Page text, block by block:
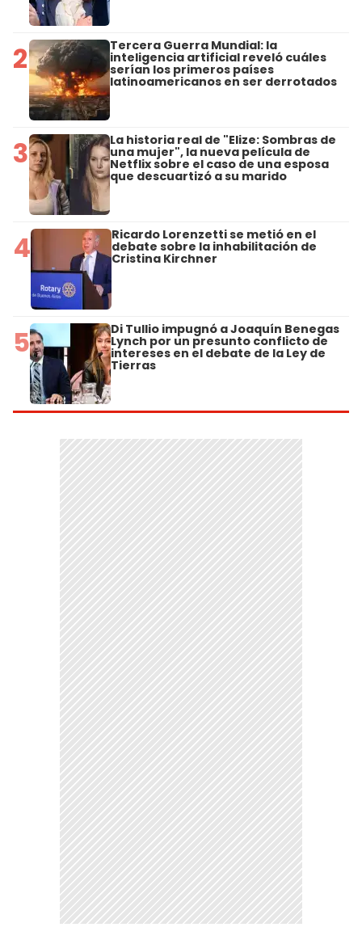
2 Tercera Guerra Mundial: la
inteligencia artificial reveló cuáles
serían los primeros países
latinoamericanos en ser derrotados
3 La historia real de "Elize: Sombras de
una mujer", la nueva película de
Netflix sobre el caso de una esposa
que descuartizó a su marido
4 Ricardo Lorenzetti se metió en el
debate sobre la inhabilitación de
Cristina Kirchner
5 Di Tullio impugnó a Joaquín Benegas
Lynch por un presunto conflicto de
intereses en el debate de la Ley de
Tierras